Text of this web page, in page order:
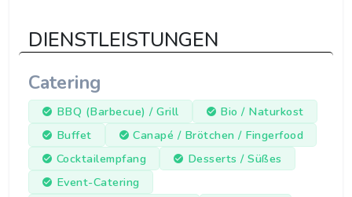
DIENSTLEISTUNGEN
Catering
BBQ (Barbecue) / Grill
Bio / Naturkost
Buffet
Canapé / Brötchen / Fingerfood
Cocktailempfang
Desserts / Süßes
Event-Catering